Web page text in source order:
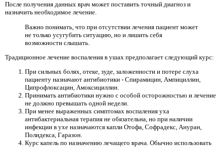
После получения данных врач может поставить точный диагноз и
назначить необходимое лечение.
Важно понимать, что при отсутствии лечения пациент может
не только усугубить ситуацию, но и лишить себя
возможности слышать.
Традиционное лечение воспаления в ушах предполагает следующий курс:
При сильных болях, отеке, зуде, заложенности и потере слуха
пациенту назначают антибиотики - Спирамицин, Ампициллин,
Ципрофлоксацин, Амоксициллин.
Принимать антибиотики нужно с особой осторожностью и лечение
не должно превышать одной недели.
При менее выраженных симптомах воспаления уха
антибактериальная терапия не обязательна, но при наличии
инфекции в ухе назначаются капли Отофа, Софрадекс, Ануран,
Полидекса, Гаразон.
Курс капель по назначению лечащего врача. Обычно использовать